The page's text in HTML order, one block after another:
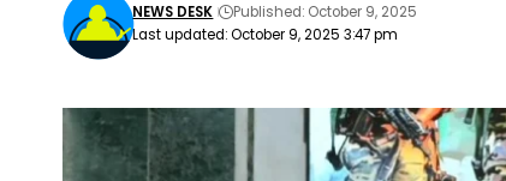
Last updated: October 9, 2025 3:47 pm
NEWS DESK Published: October 9, 2025